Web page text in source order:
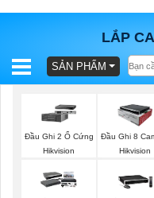
LẮP
BÁO
TRỌN
GÓI
SẢN PHẨM
Đầu Ghi 2 Ổ Cứng
Hikvision
Đầu Ghi 8
Hikvision